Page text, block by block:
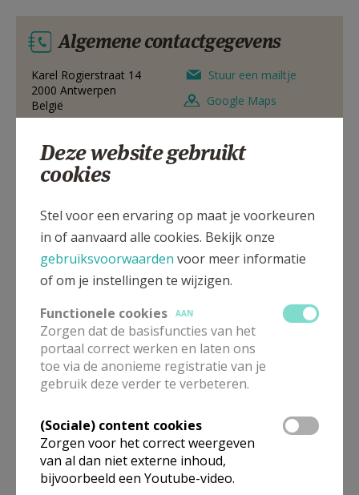
HULP
MIJN PAROCHIE
AANMELDEN OF REGISTREREN
Algemene contactgegevens
Karel Rogierstraat 14
2000 Antwerpen
België
Stuur een mailtje
Google Maps
Karel Rogierstraat 14, 2000 Antwerpen
Deze website gebruikt
cookies
Stel voor een ervaring op maat je voorkeuren
in of aanvaard alle cookies. Bekijk onze
gebruiksvoorwaarden voor meer informatie
of om je instellingen te wijzigen.
Functionele cookies
AAN
Zorgen dat de basisfuncties van het
portaal correct werken en laten ons
toe via de anonieme registratie van je
gebruik deze verder te verbeteren.
(Sociale) content cookies
Zorgen voor het correct weergeven
van al dan niet externe inhoud,
bijvoorbeeld een Youtube-video.